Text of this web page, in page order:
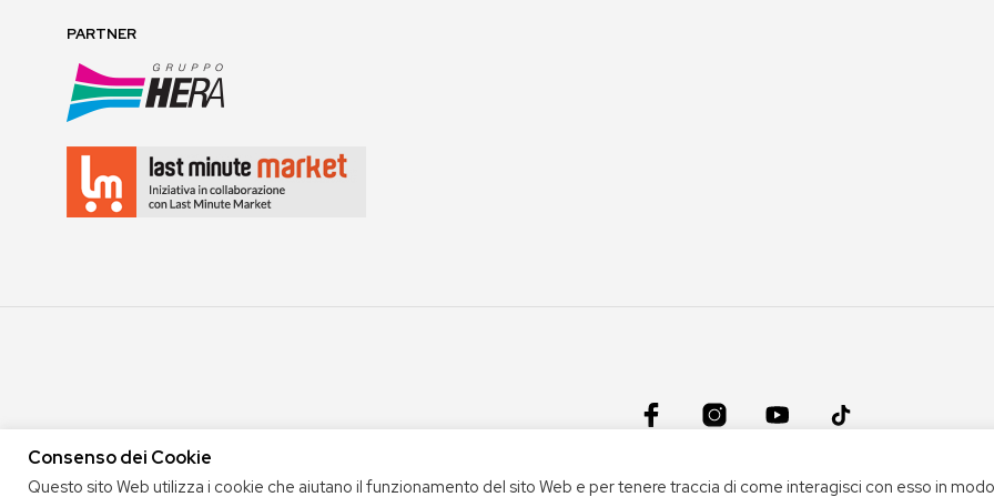
PARTNER
COPYRIGHT 2020 COOP. SOC. OFFICINA 68 |PRIVACY POLICY|TERMINI E CONDIZIONI DEL SERVIZIO|CREDITS
Consenso dei Cookie
Questo sito Web utilizza i cookie che aiutano il funzionamento del sito Web e per tenere traccia di come interagisci con esso in